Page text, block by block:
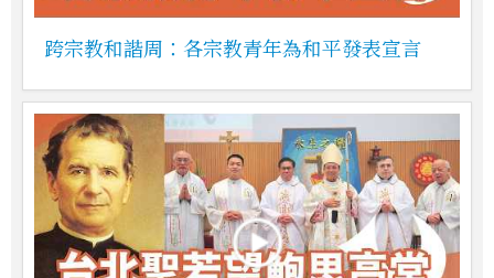
跨宗教和諧周：各宗教青年為和平發表宣言